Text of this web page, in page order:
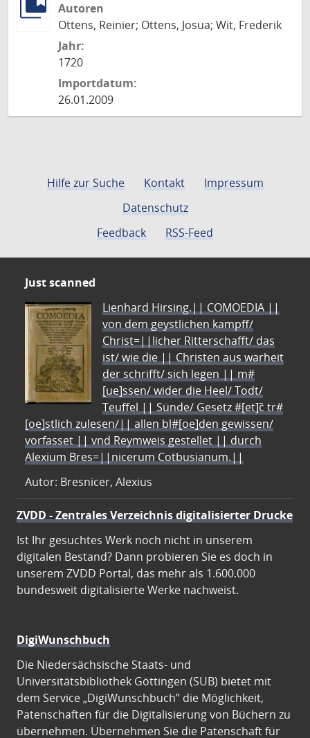
Autoren
Ottens, Reinier; Ottens, Josua; Wit, Frederik
Jahr:
1720
Importdatum:
26.01.2009
Hilfe zur Suche Kontakt
Impressum
Datenschutz
Feedback
RSS-Feed
Just scanned
Lienhard Hirsing.|| COMOEDIA ||
von dem geystlichen kampff/
Christ=||licher Ritterschafft/ das
ist/ wie die || Christen aus warheit
der schrifft/ sich legen || m#
[ue]ssen/ wider die Heel/ Todt/
Teuffel || Sünde/ Gesetz #[et]c̃ tr#
[oe]stlich zulesen/|| allen bl#[oe]den gewissen/
vorfasset || vnd Reymweis gestellet || durch
Alexium Bres=||nicerum Cotbusianum.||
Autor: Bresnicer, Alexius
ZVDD - Zentrales Verzeichnis digitalisierter Drucke
Ist Ihr gesuchtes Werk noch nicht in unserem
digitalen Bestand? Dann probieren Sie es doch in
unserem ZVDD Portal, das mehr als 1.600.000
bundesweit digitalisierte Werke nachweist.
DigiWunschbuch
Die Niedersächsische Staats- und
Universitätsbibliothek Göttingen (SUB) bietet mit
dem Service „DigiWunschbuch” die Möglichkeit,
Patenschaften für die Digitalisierung von Büchern zu
übernehmen. Übernehmen Sie die Patenschaft für